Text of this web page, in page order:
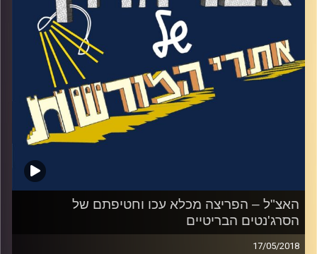
בתקופות ה"סזון" תקופות בהן ההגנה היה מסגיר
את לוחמי האצ"ל והלח"י והגיעה לשיאה עם
הטבעת האלטלנה .
המועצה לשימור אתרים
האצ"ל – הפריצה מכלא עכו וחטיפתם של
הסרג'נטים הבריטיים
17/05/2018